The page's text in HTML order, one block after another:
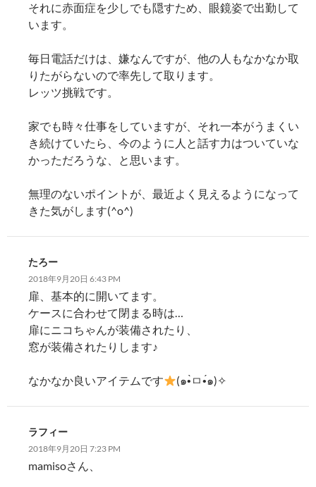
それに赤面症を少しでも隠すため、眼鏡姿で出勤して
います。
毎日電話だけは、嫌なんですが、他の人もなかなか取
りたがらないので率先して取ります。
レッツ挑戦です。
家でも時々仕事をしていますが、それ一本がうまくい
き続けていたら、今のように人と話す力はついていな
かっただろうな、と思います。
無理のないポイントが、最近よく見えるようになって
きた気がします(^o^)
たろー
2018年9月20日 6:43 PM
扉、基本的に開いてます。
ケースに合わせて閉まる時は…
扉にニコちゃんが装備されたり、
窓が装備されたりします♪
なかなか良いアイテムです (๑•̀ㅁ•́๑)✧
ラフィー
2018年9月20日 7:23 PM
mamisoさん、